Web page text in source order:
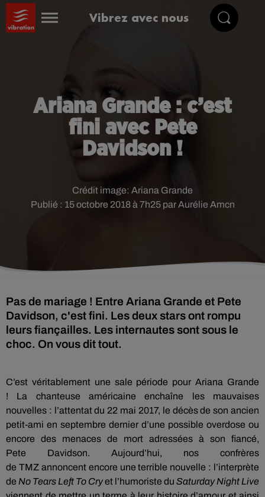
Vibrez avec nous
Ariana Grande : c’est
fini avec Pete
Davidson !
Publié : 15 octobre 2018 à 7h25 par Aurélie Amcn
Crédit image: Ariana Grande
Pas de mariage ! Entre Ariana Grande et Pete
Davidson, c'est fini. Les deux stars ont rompu
leurs fiançailles. Les internautes sont sous le
choc. On vous dit tout.
C’est véritablement une sale période pour Ariana Grande
!
La chanteuse américaine enchaîne les mauvaises
nouvelles : l’attentat du 22 mai 2017, le décès de son ancien
petit-ami en septembre dernier d’une possible overdose ou
encore des menaces de mort adressées à son fiancé,
Pete
Davidson.
Aujourd’hui, nos confrères
de TMZ annoncent encore une terrible nouvelle : l’interprète
de No Tears Left To Cryet l’humoriste du Saturday Night Live